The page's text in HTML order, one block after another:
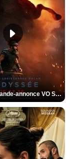
L'Odyssée Bande-annonce VO STFR